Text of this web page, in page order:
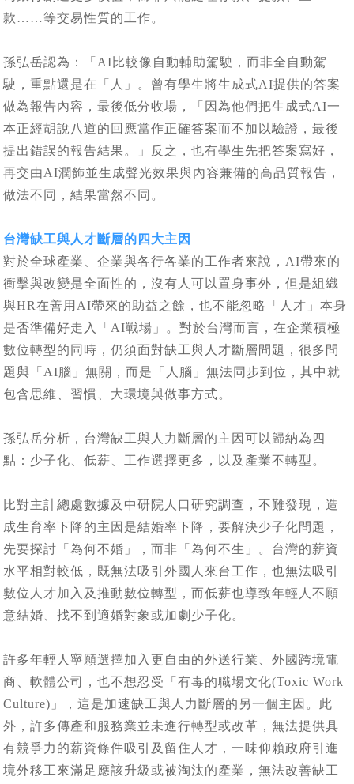
款……等交易性質的工作。
孫弘岳認為：「AI比較像自動輔助駕駛，而非全自動駕
駛，重點還是在「人」。曾有學生將生成式AI提供的答案
做為報告內容，最後低分收場，「因為他們把生成式AI一
本正經胡說八道的回應當作正確答案而不加以驗證，最後
提出錯誤的報告結果。」反之，也有學生先把答案寫好，
再交由AI潤飾並生成聲光效果與內容兼備的高品質報告，
做法不同，結果當然不同。
台灣缺工與人才斷層的四大主因
對於全球產業、企業與各行各業的工作者來說，AI帶來的
衝擊與改變是全面性的，沒有人可以置身事外，但是組織
與HR在善用AI帶來的助益之餘，也不能忽略「人才」本身
是否準備好走入「AI戰場」。對於台灣而言，在企業積極
數位轉型的同時，仍須面對缺工與人才斷層問題，很多問
題與「AI腦」無關，而是「人腦」無法同步到位，其中就
包含思維、習慣、大環境與做事方式。
孫弘岳分析，台灣缺工與人力斷層的主因可以歸納為四
點：少子化、低薪、工作選擇更多，以及產業不轉型。
比對主計總處數據及中研院人口研究調查，不難發現，造
成生育率下降的主因是結婚率下降，要解決少子化問題，
先要探討「為何不婚」，而非「為何不生」。台灣的薪資
水平相對較低，既無法吸引外國人來台工作，也無法吸引
數位人才加入及推動數位轉型，而低薪也導致年輕人不願
意結婚、找不到適婚對象或加劇少子化。
許多年輕人寧願選擇加入更自由的外送行業、外國跨境電
商、軟體公司，也不想忍受「有毒的職場文化(Toxic Work
Culture)」，這是加速缺工與人力斷層的另一個主因。此
外，許多傳產和服務業並未進行轉型或改革，無法提供具
有競爭力的薪資條件吸引及留住人才，一味仰賴政府引進
境外移工來滿足應該升級或被淘汰的產業，無法改善缺工